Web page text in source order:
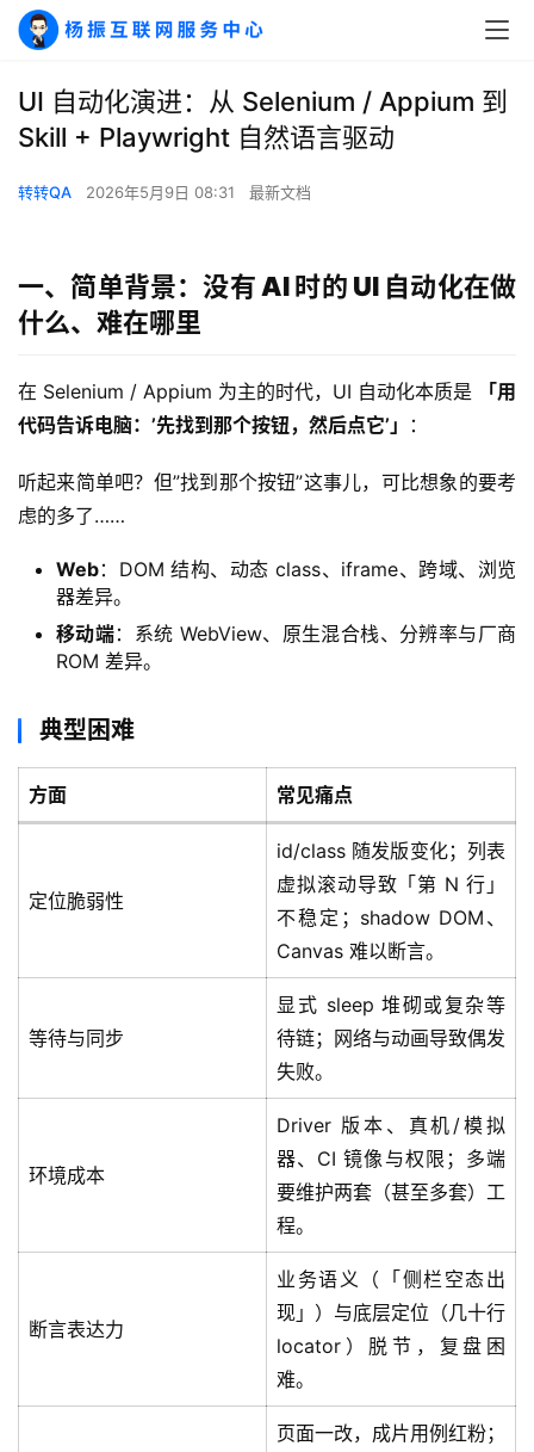
UI 自动化演进：从 Selenium / Appium 到
Skill + Playwright 自然语言驱动
转转QA 2026年5月9日 08:31 最新文档
一、简单背景：没有 AI 时的 UI 自动化在做
什么、难在哪里
在 Selenium / Appium 为主的时代，UI 自动化本质是
「用
代码告诉电脑：’先找到那个按钮，然后点它’」
：
听起来简单吧？但”找到那个按钮”这事儿，可比想象的要考
虑的多了……
Web：DOM 结构、动态 class、iframe、跨域、浏览
器差异。
移动端：系统 WebView、原生混合栈、分辨率与厂商
ROM 差异。
典型困难
方面 常见痛点
定位脆弱性
id/class 随发版变化；列表
虚拟滚动导致「第 N 行」
不稳定；shadow DOM、
Canvas 难以断言。
等待与同步
显式 sleep 堆砌或复杂等
待链；网络与动画导致偶发
失败。
环境成本
Driver 版本、真机/模拟
器、CI 镜像与权限；多端
要维护两套（甚至多套）工
程。
断言表达力
业务语义（「侧栏空态出
现」）与底层定位（几十行
locator）脱节，复盘困
难。
页面一改，成片用例红粉；